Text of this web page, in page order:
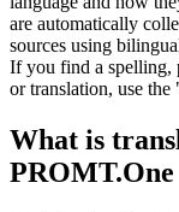
are automatically
sources using
If you find a spelling,
or translation, use
What is
PROMT.One